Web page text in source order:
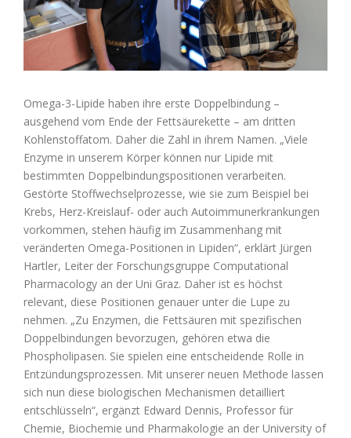
Omega-3-Lipide haben ihre erste Doppelbindung –
ausgehend vom Ende der Fettsäurekette – am dritten
Kohlenstoffatom. Daher die Zahl in ihrem Namen. „Viele
Enzyme in unserem Körper können nur Lipide mit
bestimmten Doppelbindungspositionen verarbeiten.
Gestörte Stoffwechselprozesse, wie sie zum Beispiel bei
Krebs, Herz-Kreislauf- oder auch Autoimmunerkrankungen
vorkommen, stehen häufig im Zusammenhang mit
veränderten Omega-Positionen in Lipiden“, erklärt Jürgen
Hartler, Leiter der Forschungsgruppe Computational
Pharmacology an der Uni Graz. Daher ist es höchst
relevant, diese Positionen genauer unter die Lupe zu
nehmen. „Zu Enzymen, die Fettsäuren mit spezifischen
Doppelbindungen bevorzugen, gehören etwa die
Phospholipasen. Sie spielen eine entscheidende Rolle in
Entzündungsprozessen. Mit unserer neuen Methode lassen
sich nun diese biologischen Mechanismen detailliert
entschlüsseln“, ergänzt Edward Dennis, Professor für
Chemie, Biochemie und Pharmakologie an der University of